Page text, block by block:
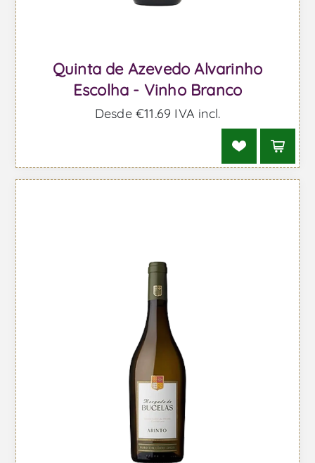
Quinta de Azevedo Alvarinho
Escolha - Vinho Branco
Desde €11,69 IVA incl.